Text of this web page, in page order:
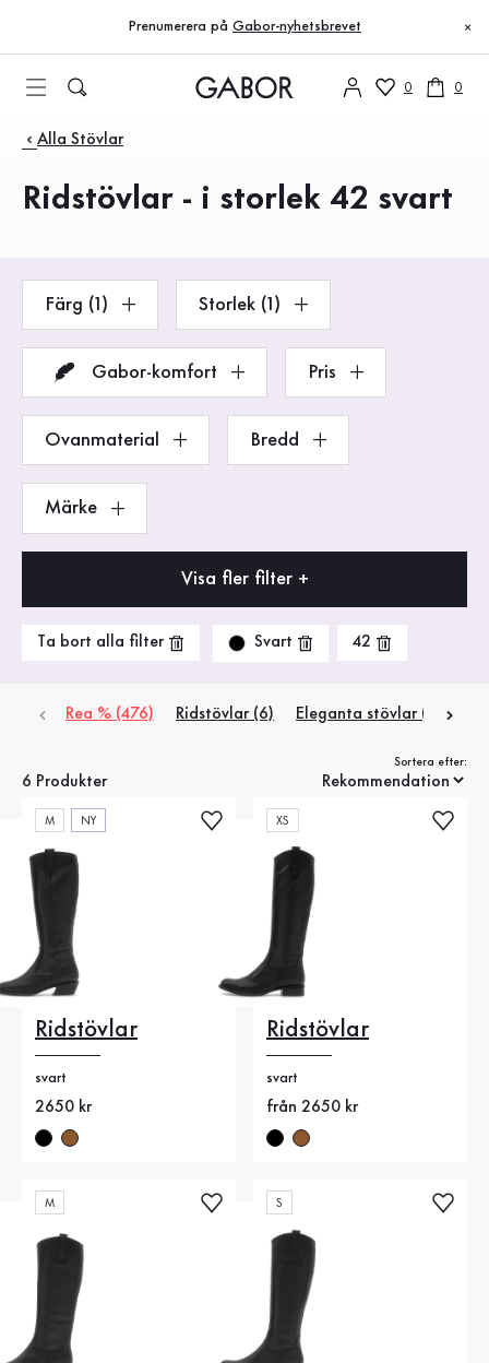
Till innehållsförteckning
Till huvudnavigation
Prenumerera på Gabor-nyhetsbrevet ×
0 0
Produkter
Alla Stövlar
Ridstövlar - i storlek 42 svart
Färg (1) Storlek (1)
Gabor-komfort Pris
Ovanmaterial Bredd
Märke
Visa fler filter +
Ta bort alla filter Svart 42
Rea % (476) Ridstövlar (6) Eleganta stövlar (7)
6 Produkter
Sortera efter:
M NY
Ridstövlar
svart
Nytt pris
2650 kr
XS
Ridstövlar
svart
Nytt pris
från 2650 kr
M S